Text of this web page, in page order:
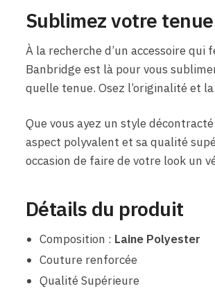
Sublimez votre
À la recherche d’un accessoire
Banbridge est là pour vous
quelle tenue. Osez l’originalité et
Que vous ayez un style
aspect polyvalent et sa qualité
occasion de faire de votre look un
Détails du produit
Composition : Laine Polyester
Couture renforcée
Qualité Supérieure